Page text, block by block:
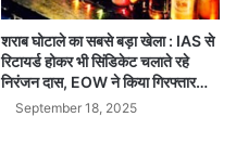
शराब घोटाले का सबसे बड़ा खेला : IAS से
रिटायर्ड होकर भी सिंडिकेट चलाते रहे
निरंजन दास, EOW ने किया गिरफ्तार…
September 18, 2025